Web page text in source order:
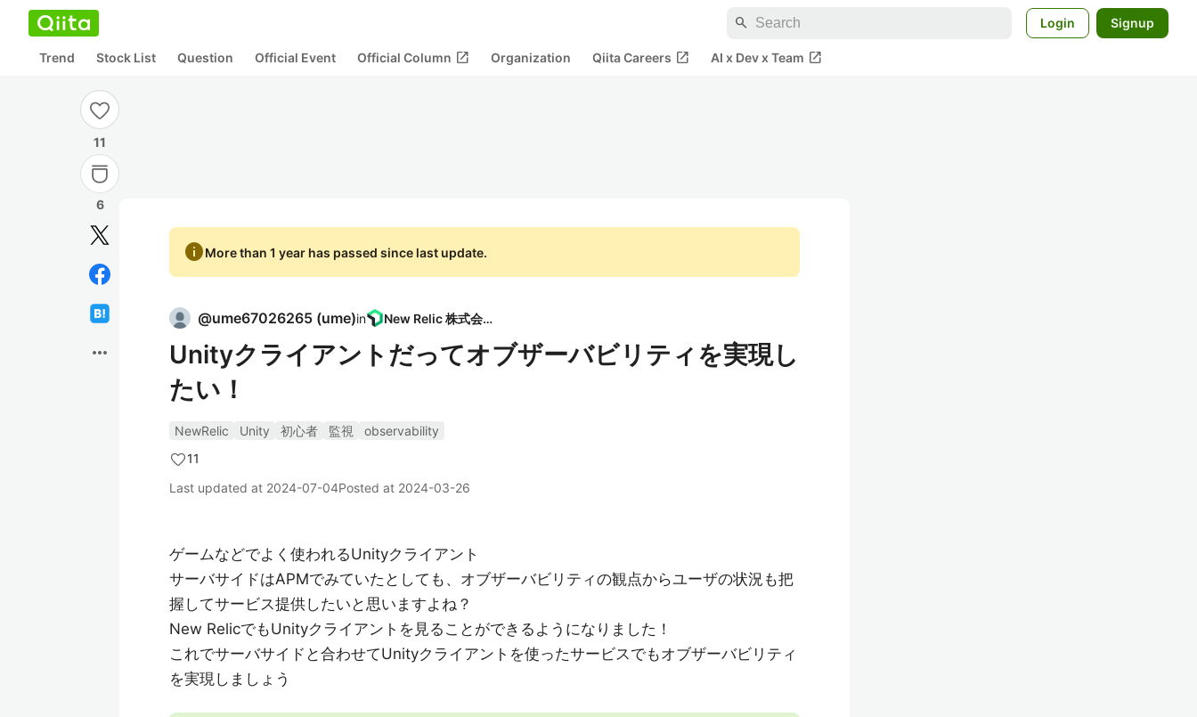
search Login Signup
Trend Stock List Question Official Event Official Column open_in_new Organization Qiita Careers open_in_new AI x Dev x Team open_in_new
11
6
more_horiz
infoMore than 1 year has passed since last update.
@ume67026265 (ume)in New Relic 株式会社
Unityクライアントだってオブザーバビリティを実現し
たい！
NewRelic Unity 初心者 監視
observability
11
Last updated at 2024-07-04Posted at 2024-03-26
ゲームなどでよく使われるUnityクライアント
サーバサイドはAPMでみていたとしても、オブザーバビリティの観点からユーザの状況も把
握してサービス提供したいと思いますよね？
New RelicでもUnityクライアントを見ることができるようになりました！
これでサーバサイドと合わせてUnityクライアントを使ったサービスでもオブザーバビリティ
を実現しましょう